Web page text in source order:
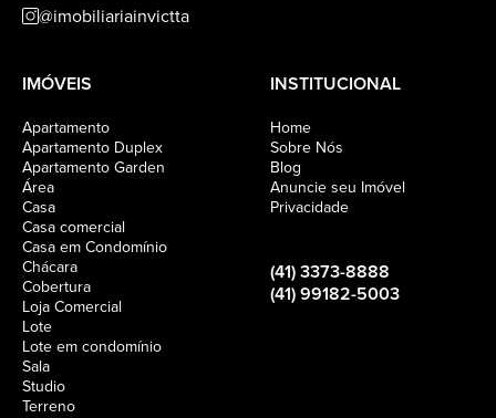
@imobiliariainvictta
IMÓVEIS
Apartamento
Apartamento Duplex
Apartamento Garden
Área
Casa
Casa comercial
Casa em Condomínio
Chácara
Cobertura
Loja Comercial
Lote
Lote em condomínio
Sala
Studio
Terreno
INSTITUCIONAL
Home
Sobre Nós
Blog
Anuncie seu Imóvel
Privacidade
(41) 3373-8888
(41) 99182-5003